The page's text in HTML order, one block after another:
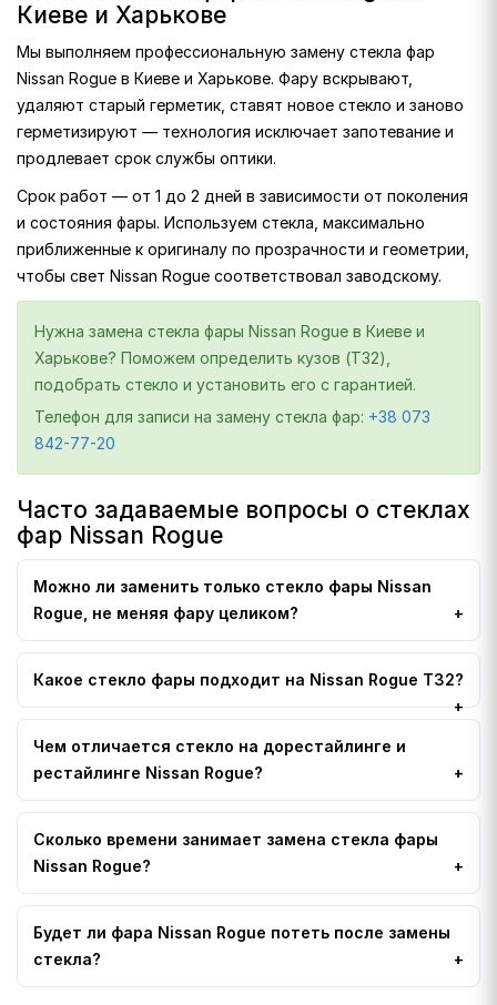
Киеве и Харькове
Мы выполняем профессиональную замену стекла фар
Nissan Rogue в Киеве и Харькове. Фару вскрывают,
удаляют старый герметик, ставят новое стекло и заново
герметизируют — технология исключает запотевание и
продлевает срок службы оптики.
Срок работ — от 1 до 2 дней в зависимости от поколения
и состояния фары. Используем стекла, максимально
приближенные к оригиналу по прозрачности и геометрии,
чтобы свет Nissan Rogue соответствовал заводскому.
Нужна замена стекла фары Nissan Rogue в Киеве и
Харькове? Поможем определить кузов (T32),
подобрать стекло и установить его с гарантией.
Телефон для записи на замену стекла фар: +38 073
842-77-20
Часто задаваемые вопросы о стеклах
фар Nissan Rogue
Можно ли заменить только стекло фары Nissan
Rogue, не меняя фару целиком?
Какое стекло фары подходит на Nissan Rogue T32?
Чем отличается стекло на дорестайлинге и
рестайлинге Nissan Rogue?
Сколько времени занимает замена стекла фары
Nissan Rogue?
Будет ли фара Nissan Rogue потеть после замены
стекла?